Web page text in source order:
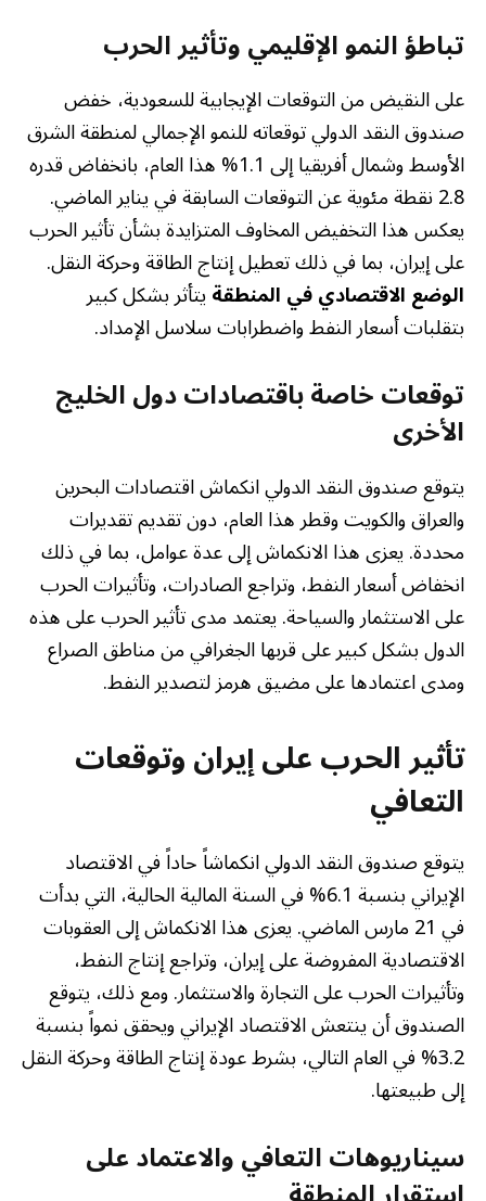
تباطؤ النمو الإقليمي وتأثير الحرب
على النقيض من التوقعات الإيجابية للسعودية، خفض
صندوق النقد الدولي توقعاته للنمو الإجمالي لمنطقة الشرق
الأوسط وشمال أفريقيا إلى 1.1% هذا العام، بانخفاض قدره
2.8 نقطة مئوية عن التوقعات السابقة في يناير الماضي.
يعكس هذا التخفيض المخاوف المتزايدة بشأن تأثير الحرب
على إيران، بما في ذلك تعطيل إنتاج الطاقة وحركة النقل.
الوضع الاقتصادي في المنطقةيتأثر بشكل كبير
بتقلبات أسعار النفط واضطرابات سلاسل الإمداد.
توقعات خاصة باقتصادات دول الخليج
الأخرى
يتوقع صندوق النقد الدولي انكماش اقتصادات البحرين
والعراق والكويت وقطر هذا العام، دون تقديم تقديرات
محددة. يعزى هذا الانكماش إلى عدة عوامل، بما في ذلك
انخفاض أسعار النفط، وتراجع الصادرات، وتأثيرات الحرب
على الاستثمار والسياحة. يعتمد مدى تأثير الحرب على هذه
الدول بشكل كبير على قربها الجغرافي من مناطق الصراع
ومدى اعتمادها على مضيق هرمز لتصدير النفط.
تأثير الحرب على إيران وتوقعات
التعافي
يتوقع صندوق النقد الدولي انكماشاً حاداً في الاقتصاد
الإيراني بنسبة 6.1% في السنة المالية الحالية، التي بدأت
في 21 مارس الماضي. يعزى هذا الانكماش إلى العقوبات
الاقتصادية المفروضة على إيران، وتراجع إنتاج النفط،
وتأثيرات الحرب على التجارة والاستثمار. ومع ذلك، يتوقع
الصندوق أن ينتعش الاقتصاد الإيراني ويحقق نمواً بنسبة
3.2% في العام التالي، بشرط عودة إنتاج الطاقة وحركة النقل
إلى طبيعتها.
سيناريوهات التعافي والاعتماد على